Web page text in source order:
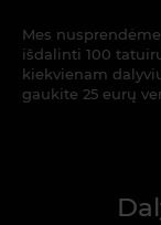
Mes
išdalinti 100
kiekvienam
gaukite 25 eurų